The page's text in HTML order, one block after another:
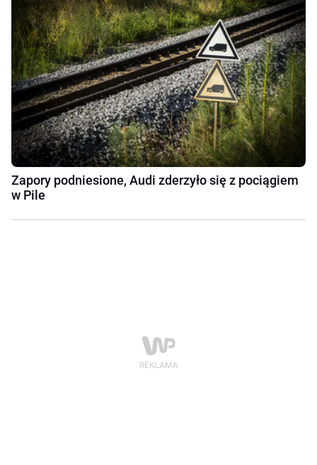
Zapory podniesione, Audi zderzyło się z pociągiem
w Pile